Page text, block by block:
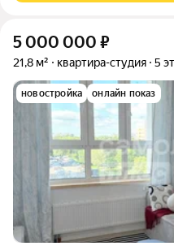
5 000 000 ₽
21,8 м² квартира-студия 5
новостройка онлайн показ